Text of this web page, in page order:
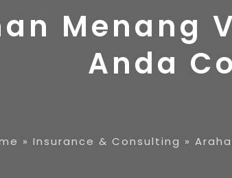
Menang
Anda
» Insurance & Consulting »